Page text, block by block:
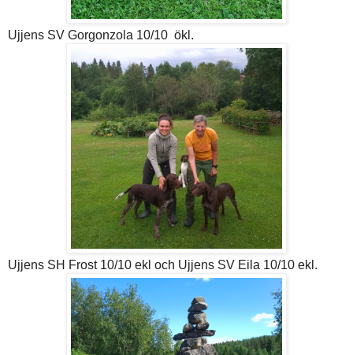
Ujjens SV Gorgonzola 10/10 ökl.
Ujjens SH Frost 10/10 ekl och Ujjens SV Eila 10/10 ekl.